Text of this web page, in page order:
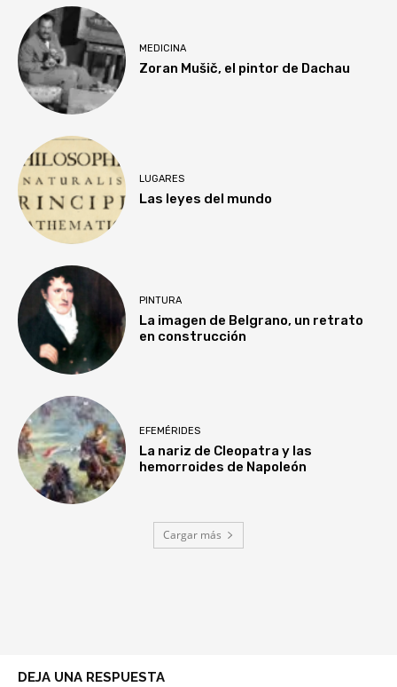
MEDICINA
Zoran Mušič, el pintor de Dachau
LUGARES
Las leyes del mundo
PINTURA
La imagen de Belgrano, un retrato
en construcción
EFEMÉRIDES
La nariz de Cleopatra y las
hemorroides de Napoleón
Cargar más
DEJA UNA RESPUESTA